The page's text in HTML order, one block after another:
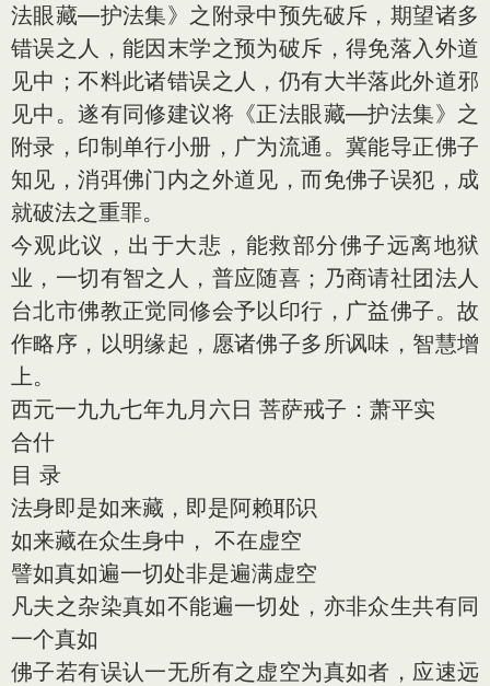
法眼藏—护法集》之附录中预先破斥，期望诸多
错误之人，能因末学之预为破斥，得免落入外道
见中；不料此诸错误之人，仍有大半落此外道邪
见中。遂有同修建议将《正法眼藏—护法集》之
附录，印制单行小册，广为流通。冀能导正佛子
知见，消弭佛门内之外道见，而免佛子误犯，成
就破法之重罪。
今观此议，出于大悲，能救部分佛子远离地狱
业，一切有智之人，普应随喜；乃商请社团法人
台北市佛教正觉同修会予以印行，广益佛子。故
作略序，以明缘起，愿诸佛子多所讽味，智慧增
上。
西元一九九七年九月六日 菩萨戒子：萧平实
合什
目 录
法身即是如来藏，即是阿赖耶识
如来藏在众生身中， 不在虚空
譬如真如遍一切处非是遍满虚空
凡夫之杂染真如不能遍一切处，亦非众生共有同
一个真如
佛子若有误认一无所有之虚空为真如者，应速远